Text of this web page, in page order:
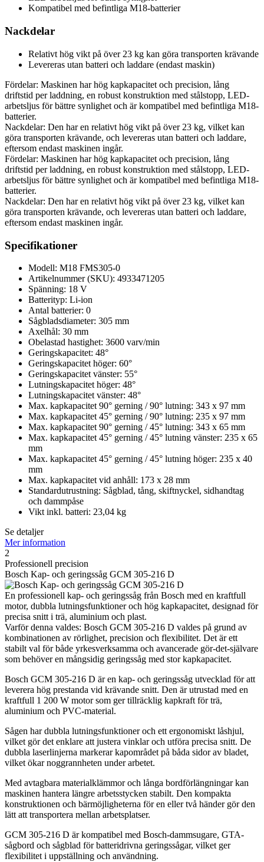
Kompatibel med befintliga M18-batterier
Nackdelar
Relativt hög vikt på över 23 kg kan göra transporten krävande
Levereras utan batteri och laddare (endast maskin)
Fördelar: Maskinen har hög kapkapacitet och precision, lång
driftstid per laddning, en robust konstruktion med stålstopp, LED-
arbetsljus för bättre synlighet och är kompatibel med befintliga M18-
batterier.
Nackdelar: Den har en relativt hög vikt på över 23 kg, vilket kan
göra transporten krävande, och levereras utan batteri och laddare,
eftersom endast maskinen ingår.
Fördelar: Maskinen har hög kapkapacitet och precision, lång
driftstid per laddning, en robust konstruktion med stålstopp, LED-
arbetsljus för bättre synlighet och är kompatibel med befintliga M18-
batterier.
Nackdelar: Den har en relativt hög vikt på över 23 kg, vilket kan
göra transporten krävande, och levereras utan batteri och laddare,
eftersom endast maskinen ingår.
Specifikationer
Modell: M18 FMS305-0
Artikelnummer (SKU): 4933471205
Spänning: 18 V
Batterityp: Li-ion
Antal batterier: 0
Sågbladsdiameter: 305 mm
Axelhål: 30 mm
Obelastad hastighet: 3600 varv/min
Geringskapacitet: 48°
Geringskapacitet höger: 60°
Geringskapacitet vänster: 55°
Lutningskapacitet höger: 48°
Lutningskapacitet vänster: 48°
Max. kapkapacitet 90° gerning / 90° lutning: 343 x 97 mm
Max. kapkapacitet 45° gerning / 90° lutning: 235 x 97 mm
Max. kapkapacitet 90° gerning / 45° lutning: 343 x 65 mm
Max. kapkapacitet 45° gerning / 45° lutning vänster: 235 x 65
mm
Max. kapkapacitet 45° gerning / 45° lutning höger: 235 x 40
mm
Max. kapkapacitet vid anhåll: 173 x 28 mm
Standardutrustning: Sågblad, tång, skiftnyckel, sidhandtag
och dammpåse
Vikt inkl. batteri: 23,04 kg
Se detaljer
Mer information
2
Professionell precision
Bosch Kap- och geringssåg GCM 305-216 D
En professionell kap- och geringssåg från Bosch med en kraftfull
motor, dubbla lutningsfunktioner och hög kapkapacitet, designad för
precisa snitt i trä, aluminium och plast.
Varför denna valdes: Bosch GCM 305-216 D valdes på grund av
kombinationen av rörlighet, precision och flexibilitet. Det är ett
stabilt val för både yrkesverksamma och avancerade gör-det-självare
som behöver en mångsidig geringssåg med stor kapkapacitet.
Bosch GCM 305-216 D är en kap- och geringssåg utvecklad för att
leverera hög prestanda vid krävande snitt. Den är utrustad med en
kraftfull 1 200 W motor som ger tillräcklig kapkraft för trä,
aluminium och PVC-material.
Sågen har dubbla lutningsfunktioner och ett ergonomiskt låshjul,
vilket gör det enklare att justera vinklar och utföra precisa snitt. De
dubbla laserlinjerna markerar kapområdet på båda sidor av bladet,
vilket ökar noggrannheten under arbetet.
Med avtagbara materialklämmor och långa bordförlängningar kan
maskinen hantera längre arbetsstycken stabilt. Den kompakta
konstruktionen och bärmöjligheterna för en eller två händer gör den
lätt att transportera mellan arbetsplatser.
GCM 305-216 D är kompatibel med Bosch-dammsugare, GTA-
sågbord och sågblad för batteridrivna geringssågar, vilket ger
flexibilitet i uppställning och användning.